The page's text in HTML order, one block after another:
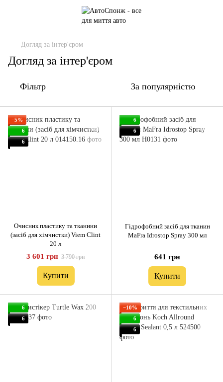
Догляд за інтер'єром
Догляд за інтер'єром
Фільтр За популярністю
−5%
6
6
Очисник пластику та тканини
(засіб для хімчистки) Viem Clint
20 л
3 601 грн 3 790 грн
Купити
6
6
Гідрофобний засіб для тканин
MaFra Idrostop Spray 300 мл
641 грн
Купити
6
6
−10%
6
6